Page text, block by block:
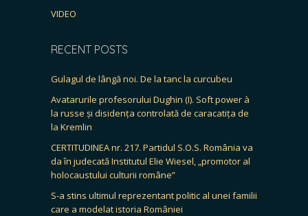
VIDEO
RECENT POSTS
Gulagul de lângă noi. De la tanc la curcubeu
Avatarurile profesorului Dughin (I). Soft power à
la russe și disidența controlată de caracatița de
la Kremlin
CERTITUDINEA nr. 217. Partidul S.O.S. România va
da în judecată Institutul Elie Wiesel, „promotor al
holocaustului culturii române”
S-a stins ultimul reprezentant politic al unei familii
care a modelat istoria României